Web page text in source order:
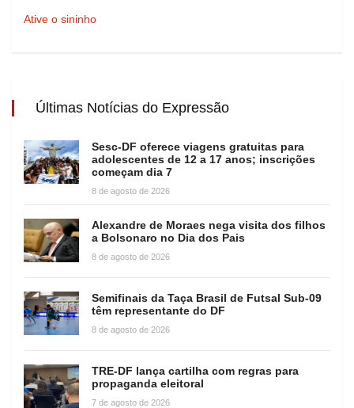
Ative o sininho
Últimas Notícias do Expressão
Sesc-DF oferece viagens gratuitas para
adolescentes de 12 a 17 anos; inscrições
começam dia 7
8 de agosto de 2026
Alexandre de Moraes nega visita dos filhos
a Bolsonaro no Dia dos Pais
8 de agosto de 2026
Semifinais da Taça Brasil de Futsal Sub-09
têm representante do DF
8 de agosto de 2026
TRE-DF lança cartilha com regras para
propaganda eleitoral
7 de agosto de 2026